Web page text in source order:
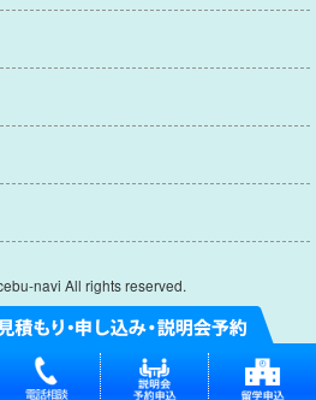
な会社？
び方
学
学
信を出来るだけ快適に!！
携帯電話の使用・購入方法
ケット
navi All rights reserved.